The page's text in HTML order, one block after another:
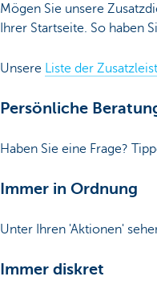
Mögen Sie unsere
Ihrer Startseite. So haben
Unsere Liste der
Persönliche
Haben Sie eine Frage?
Immer in Ordnung
Unter Ihren 'Aktionen'
Immer diskret